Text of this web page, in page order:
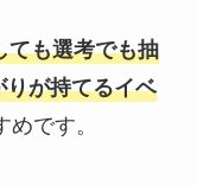
ても選考でも抽
が持てるイベ
です。